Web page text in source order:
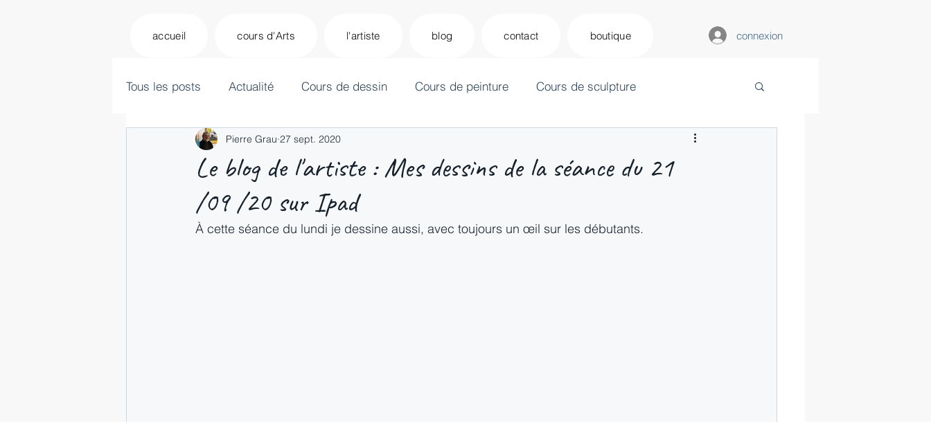
accueil cours d'Arts l'artiste blog contact boutique connexion
Tous les posts Actualité Cours de dessin Cours de peinture Cours de sculpture
Le blog de l'artiste : Mes dessins de la séance du 21
/09 /20 sur Ipad
Pierre Grau 27 sept. 2020
À cette séance du lundi je dessine aussi, avec toujours un œil sur les débutants.